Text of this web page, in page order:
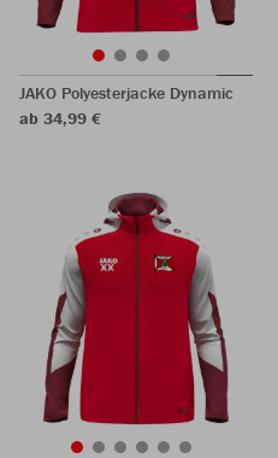
JAKO Polyesterjacke Dynamic
ab 34,99 €